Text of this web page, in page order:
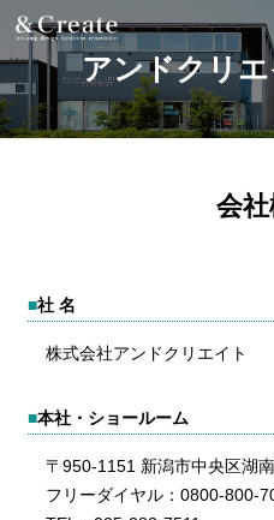
アンドクリ
会
■社 名
株式会社アンドクリエイト
■本社・ショールーム
〒950-1151 新潟市中央区湖
フリーダイヤル：0800-800-